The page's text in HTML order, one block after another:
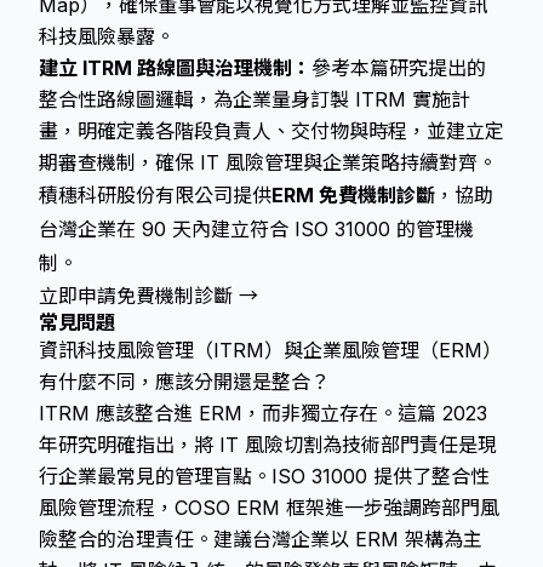
Map），確保董事會能以視覺化方式理解並監控資訊
科技風險暴露。
建立 ITRM 路線圖與治理機制： 參考本篇研究提出的
整合性路線圖邏輯，為企業量身訂製 ITRM 實施計
畫，明確定義各階段負責人、交付物與時程，並建立定
期審查機制，確保 IT 風險管理與企業策略持續對齊。
積穗科研股份有限公司提供ERM 免費機制診斷 ，協助
台灣企業在 90 天內建立符合 ISO 31000 的管理機
制。
立即申請免費機制診斷 →
常見問題
資訊科技風險管理（ITRM）與企業風險管理（ERM）
有什麼不同，應該分開還是整合？
ITRM 應該整合進 ERM，而非獨立存在。這篇 2023
年研究明確指出，將 IT 風險切割為技術部門責任是現
行企業最常見的管理盲點。ISO 31000 提供了整合性
風險管理流程，COSO ERM 框架進一步強調跨部門風
險整合的治理責任。建議台灣企業以 ERM 架構為主